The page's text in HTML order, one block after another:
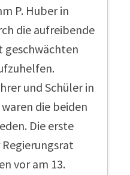
P. Huber in
die aufreibende
und Schüler in
die beiden
Die erste
vor am 13.